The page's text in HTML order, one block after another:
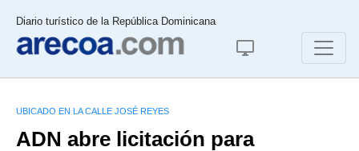
Diario turístico de la República Dominicana
UBICADO EN LA CALLE JOSÉ REYES
ADN abre licitación para